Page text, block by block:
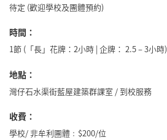
待定 (歡迎學校及團體預約)
時間：
1節 (「長」花牌：2小時 | 企牌： 2.5 – 3小時)
地點：
灣仔石水渠街藍屋建築群課室 / 到校服務
收費：
學校/ 非牟利團體﹕$200/位